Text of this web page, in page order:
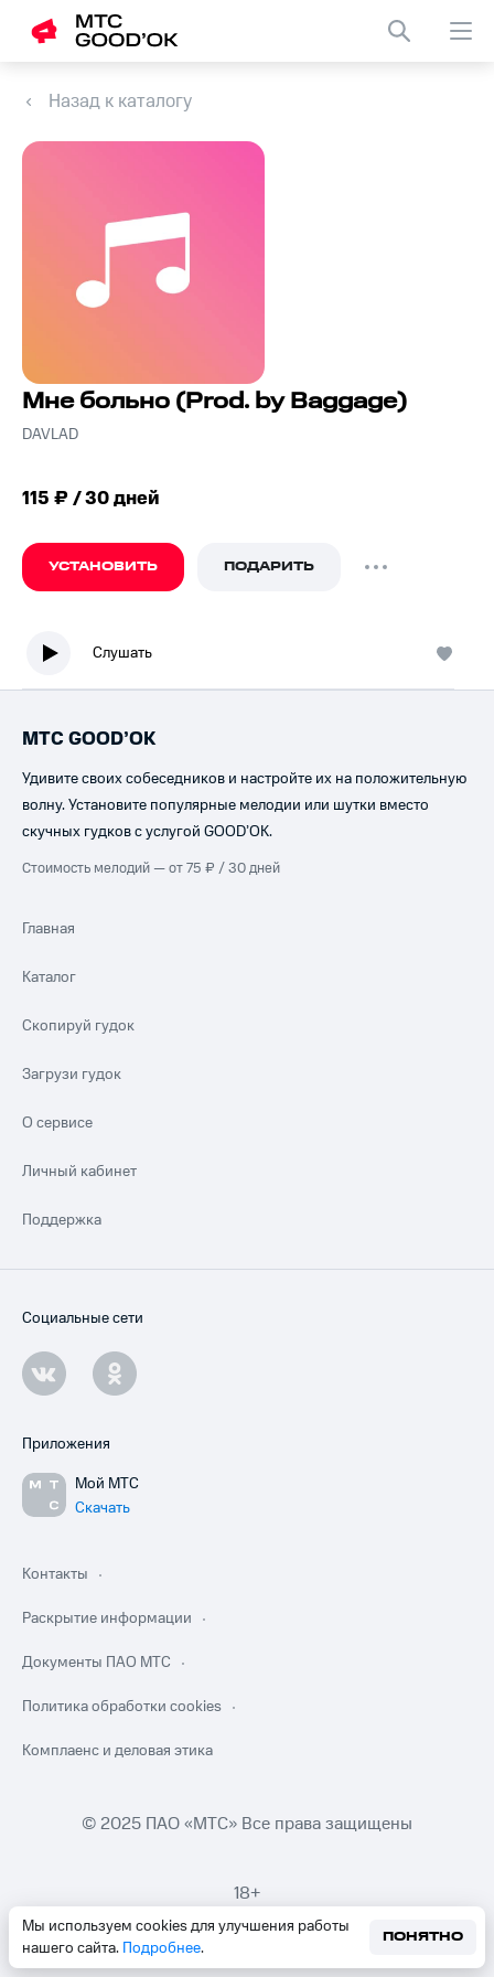
Назад к каталогу
Мне больно (Prod. by Baggage)
DAVLAD
115 ₽ / 30 дней
УСТАНОВИТЬ ПОДАРИТЬ
Слушать
Мы используем cookies для улучшения работы
нашего сайта. Подробнее.
ПОНЯТНО
МТС GOOD’OK
Удивите своих собеседников и настройте их на положительную
волну. Установите популярные мелодии или шутки вместо
скучных гудков с услугой GOOD’OK.
Стоимость мелодий — от 75 ₽ / 30 дней
Главная
Каталог
Скопируй гудок
Загрузи гудок
О сервисе
Личный кабинет
Поддержка
Социальные сети
Приложения
Мой МТС
Скачать
Контакты
Раскрытие информации
Документы ПАО МТС
Политика обработки cookies
Комплаенс и деловая этика
© 2025 ПАО «МТС» Все права защищены
18+